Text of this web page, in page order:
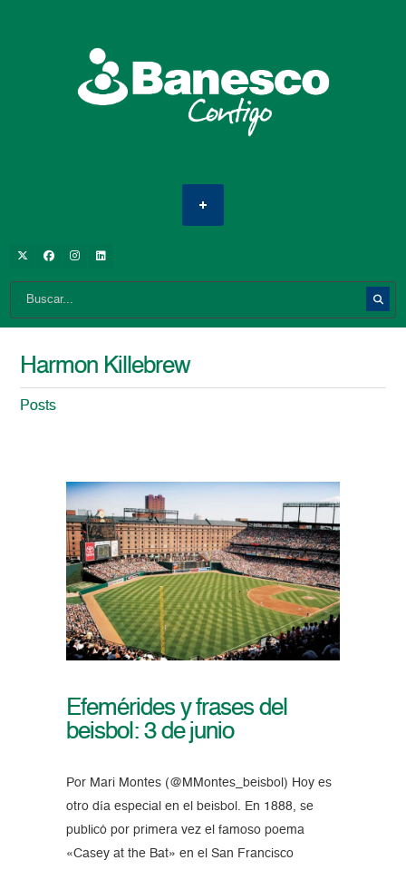
Harmon Killebrew
Posts
Efemérides y frases del
beisbol: 3 de junio
Por Mari Montes (@MMontes_beisbol) Hoy es
otro día especial en el beisbol. En 1888, se
publicó por primera vez el famoso poema
«Casey at the Bat» en el San Francisco